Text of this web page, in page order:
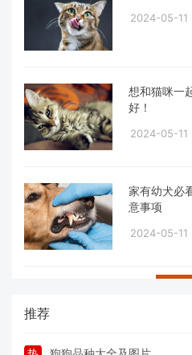
2024-05-11
想和猫咪一
好！
2024-05-11
家有幼犬必
意事项
2024-05-11
推荐